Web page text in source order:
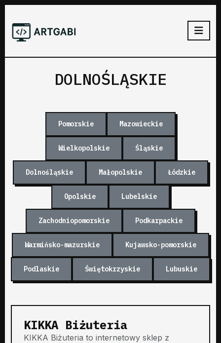
DOLNOŚLĄSKIE
Pomorskie Mazowieckie
Wielkopolskie Śląskie
Dolnośląskie Małopolskie Łódzkie
Opolskie Lubelskie
Zachodniopomorskie Podkarpackie
Warmińsko-mazurskie Kujawsko-pomorskie
Podlaskie Świętokrzyskie Lubuskie
KIKKA Biżuteria
KIKKA Biżuteria to internetowy sklep z